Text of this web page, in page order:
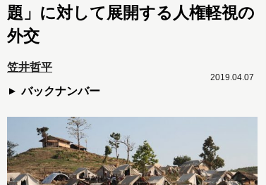
題」に対して展開する人権軽視の
外交
笠井哲平
バックナンバー
2019.04.07